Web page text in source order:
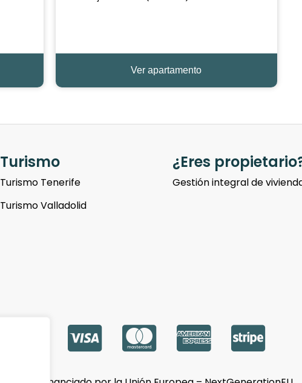
Ver apartamento
Turismo
Turismo Tenerife
Turismo Valladolid
¿Eres
Gestión integral de